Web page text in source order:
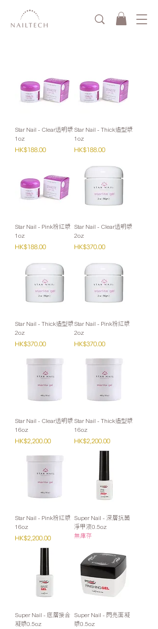
Star Nail - Clear透明漿
1oz
價格
HK$188.00
Star Nail - Thick造型漿
1oz
價格
HK$188.00
Star Nail - Pink粉紅漿
1oz
價格
HK$188.00
Star Nail - Clear透明漿
2oz
價格
HK$370.00
Star Nail - Thick造型漿
2oz
價格
HK$370.00
Star Nail - Pink粉紅漿
2oz
價格
HK$370.00
Star Nail - Clear透明漿
16oz
價格
HK$2,200.00
Star Nail - Thick造型漿
16oz
價格
HK$2,200.00
Star Nail - Pink粉紅漿
16oz
價格
HK$2,200.00
Super Nail - 深層抗菌
淨甲液0.5oz
無庫存
Super Nail - 底層接合
凝漿0.5oz
Super Nail - 閃亮面凝
漿0.5oz